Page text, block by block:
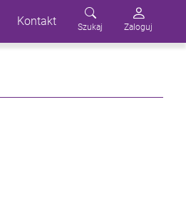
Kontakt Szukaj Zaloguj